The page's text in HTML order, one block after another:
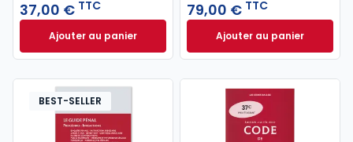
37,00 € TTC
Ajouter au panierCode de procédure civile 2027 annoté. Édition
79,00 € TTC
Ajouter au panier
Code du travail
BEST-SELLER